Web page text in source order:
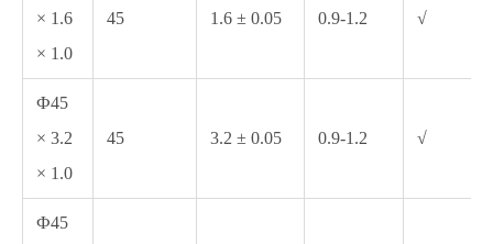
× 1.6
× 1.0
45 1.6 ± 0.05 0.9-1.2 √
Ф45
× 3.2
× 1.0
45 3.2 ± 0.05 0.9-1.2 √
Ф45